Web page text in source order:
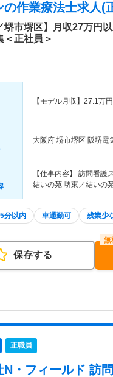
の作業療法士求人(
堺市堺区】月収27万円
＜正社員＞
【モデル月収】 27.1万
大阪府 堺市堺区 阪堺電
【仕事内容】 訪問看
結いの苑 堺東／結いの
分以内 車通勤可 残業少
保存する
正職員
N・フィールド 訪